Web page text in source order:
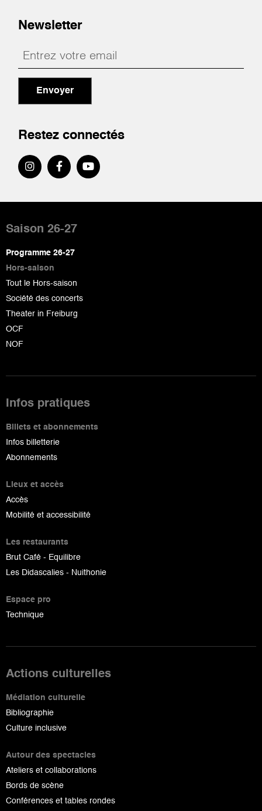
Newsletter
Envoyer
Restez connectés
de
page
Saison 26-27
Programme 26-27
Hors-saison
Tout le Hors-saison
Société des concerts
Theater in Freiburg
OCF
NOF
Infos pratiques
Billets et abonnements
Infos billetterie
Abonnements
Lieux et accès
Accès
Mobilité et accessibilité
Les restaurants
Brut Café - Equilibre
Les Didascalies - Nuithonie
Espace pro
Technique
Actions culturelles
Médiation culturelle
Bibliographie
Culture inclusive
Autour des spectacles
Ateliers et collaborations
Bords de scène
Conférences et tables rondes